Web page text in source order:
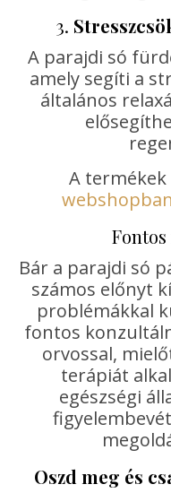
3.
A parajdi só
amely segíti a
általános
A
webshopban
Bár a parajdi só
számos előnyt
problémákkal
fontos
orvossal,
terápiát
egészségi
Oszd meg és